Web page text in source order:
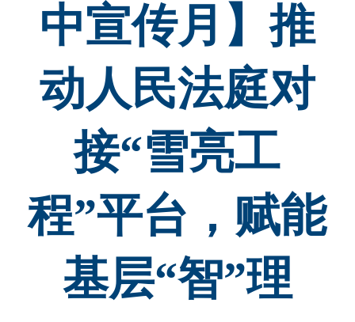
中宣传月】推
动人民法庭对
接“雪亮工
程”平台，赋能
基层“智”理